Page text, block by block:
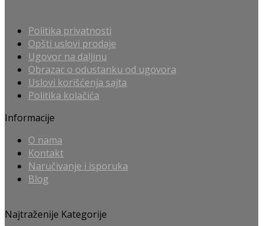
Politika privatnosti
Opšti uslovi prodaje
Ugovor na daljinu
Obrazac o odustanku od ugovora
Uslovi korišćenja sajta
Politika kolačića
Informacije
O nama
Kontakt
Naručivanje i isporuka
Blog
Najtraženije Kategorije